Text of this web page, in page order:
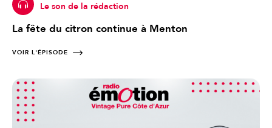
Le son de la rédaction
La fête du citron continue à Menton
VOIR L'ÉPISODE